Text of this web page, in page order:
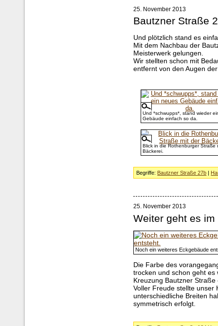
25. November 2013
Bautzner Straße
Und plötzlich stand es
Mit dem Nachbau der
Meisterwerk gelungen.
Wir stellten schon mit
entfernt von den Augen
Und *schwupps*, stand wieder
Gebäude einfach so da.
Blick in die Rothenburger Straße
Bäckerei.
Begriffe: Bautzner Straße 27b |
25. November 2013
Weiter geht es
Noch ein weiteres Eckgebäude
Die Farbe des
trocken und schon geht
Kreuzung Bautzner
Voller Freude stellte unser
unterschiedliche Breiten
symmetrisch erfolgt.